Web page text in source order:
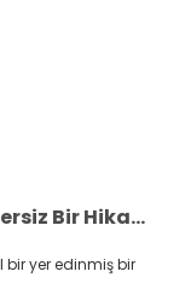
Charm Kolye Modelleri ile Benzersiz Bir Hikaye Oluşturun
bir yer edinmiş bir